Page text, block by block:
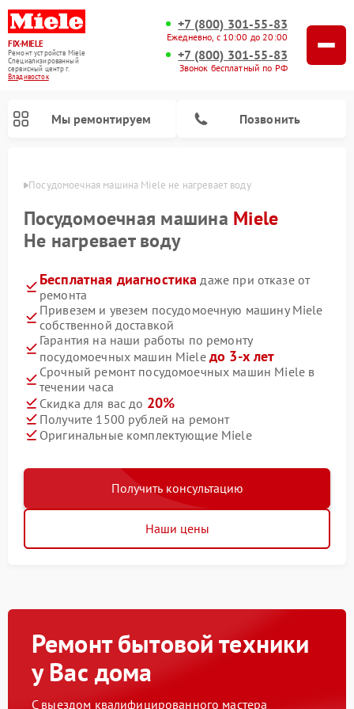
FIX-MIELE
Ремонт устройств Miele
Специализированный
cервисный центр г.
Владивосток
+7 (800) 301-55-83
Ежедневно, с 10:00 до 20:00
+7 (800) 301-55-83
Звонок бесплатный по РФ
Мы ремонтируем Позвонить
Посудомоечная машина Miele не нагревает воду
Посудомоечная машина Miele
Не нагревает воду
Бесплатная диагностика даже при отказе от
ремонта
Привезем и увезем посудомоечную машину Miele
собственной доставкой
Гарантия на наши работы по ремонту
посудомоечных машин Miele до 3-х лет
Срочный ремонт посудомоечных машин Miele в
течении часа
Скидка для вас до 20%
Получите 1500 рублей на ремонт
Оригинальные комплектующие Miele
Получить консультацию
Наши цены
Ремонт бытовой техники
у Вас дома
С выездом квалифицированного мастера